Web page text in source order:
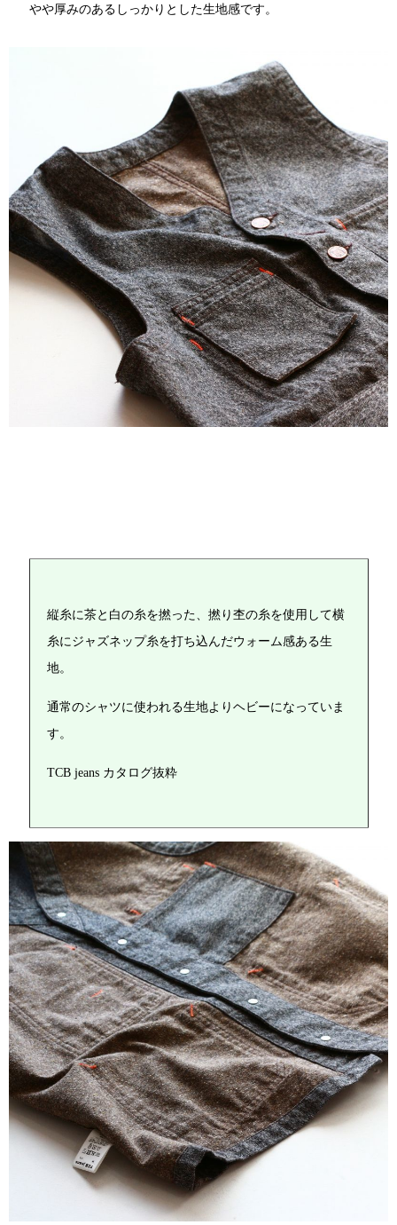
やや厚みのあるしっかりとした生地感です。
縦糸に茶と白の糸を撚った、撚り杢の糸を使用して横
糸にジャズネップ糸を打ち込んだウォーム感ある生
地。
通常のシャツに使われる生地よりヘビーになっていま
す。
TCB jeans カタログ抜粋